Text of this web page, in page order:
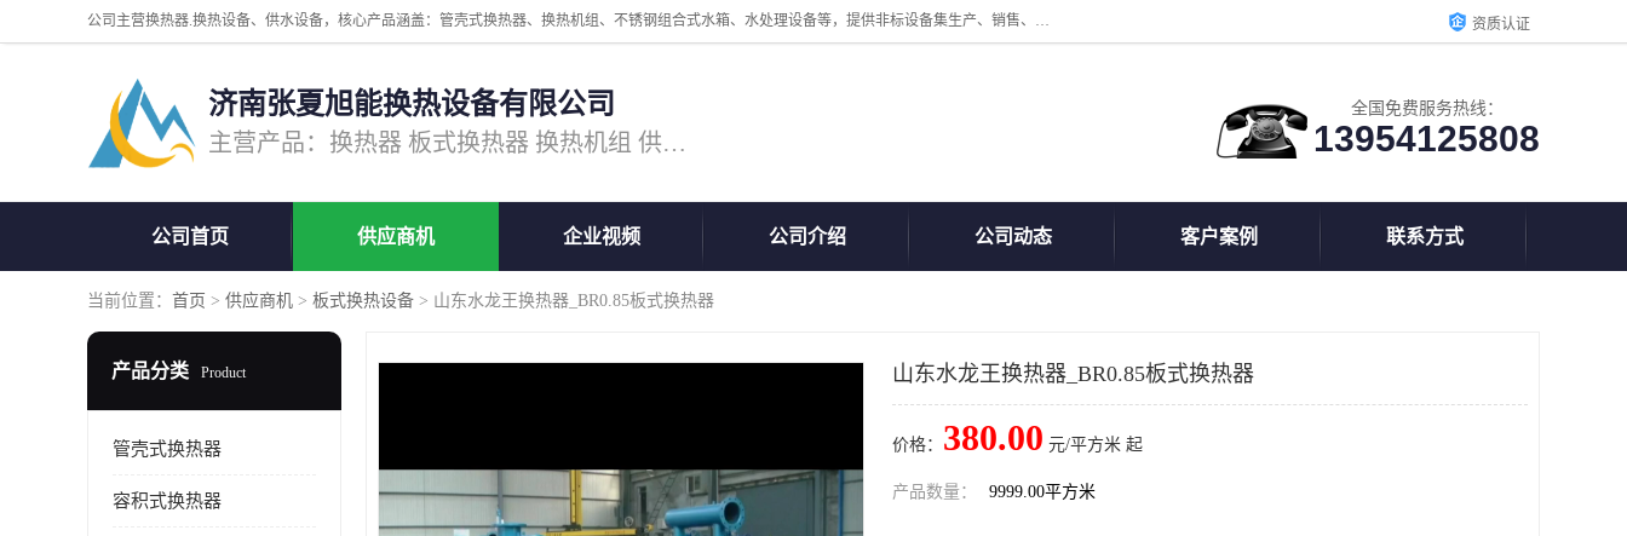
公司主营换热器.换热设备、供水设备，核心产品涵盖：管壳式换热器、换热机组、不锈钢组合式水箱、水处理设备等，提供非标设备集生产、销售、安装一体化服务，可满足全国酒店、学校、医院、商业综合体、工业项目等多场景换热与供水需求。 资质认证
济南张夏旭能换热设备有限公司
主营产品：换热器 板式换热器 换热机组 供水设备 水处理设备
全国免费服务热线：
13954125808
公司首页 供应商机 企业视频 公司介绍 公司动态 客户案例 联系方式
当前位置： 首页 > 供应商机 > 板式换热设备 > 山东水龙王换热器_BR0.85板式换热器
产品分类 Product
管壳式换热器
容积式换热器
山东水龙王换热器_BR0.85板式换热器
价格： 380.00 元/平方米 起
产品数量： 9999.00平方米